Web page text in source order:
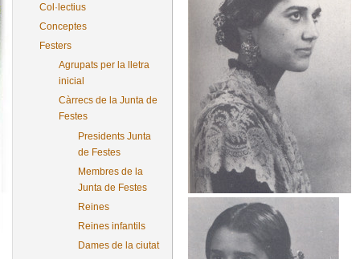
Col·lectius
Conceptes
Festers
Agrupats per la lletra
inicial
Càrrecs de la Junta de
Festes
Presidents Junta
de Festes
Membres de la
Junta de Festes
Reines
Reines infantils
Dames de la ciutat